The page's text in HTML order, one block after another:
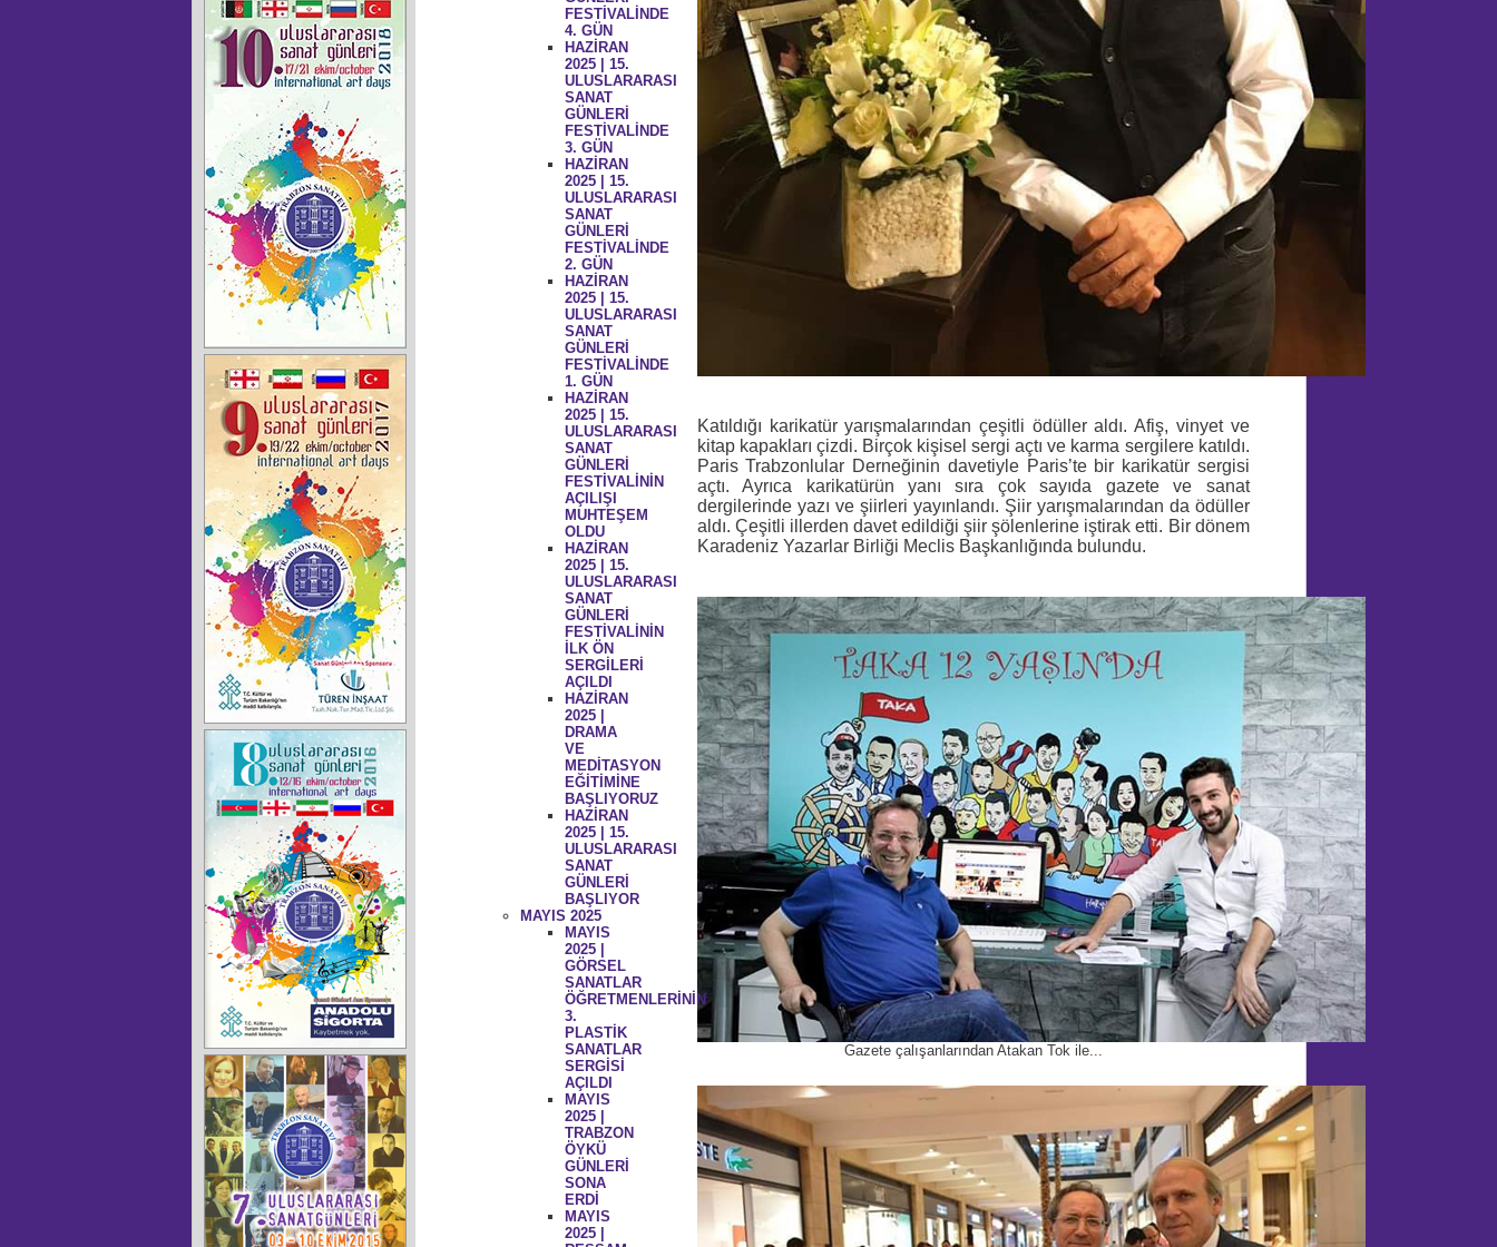
Katıldığı karikatür yarışmalarından çeşitli ödüller aldı. Afiş, vinyet ve
kitap kapakları çizdi. Birçok kişisel sergi açtı ve karma sergilere katıldı.
Paris Trabzonlular Derneğinin davetiyle Paris’te bir karikatür sergisi
açtı. Ayrıca karikatürün yanı sıra çok sayıda gazete ve sanat
dergilerinde yazı ve şiirleri yayınlandı. Şiir yarışmalarından da ödüller
aldı. Çeşitli illerden davet edildiği şiir şölenlerine iştirak etti. Bir dönem
Karadeniz Yazarlar Birliği Meclis Başkanlığında bulundu.
Gazete çalışanlarından Atakan Tok ile...
FESTİVALİNDE
4. GÜN
HAZİRAN
2025 | 15.
ULUSLARARASI
SANAT
GÜNLERİ
FESTİVALİNDE
3. GÜN
HAZİRAN
2025 | 15.
ULUSLARARASI
SANAT
GÜNLERİ
FESTİVALİNDE
2. GÜN
HAZİRAN
2025 | 15.
ULUSLARARASI
SANAT
GÜNLERİ
FESTİVALİNDE
1. GÜN
HAZİRAN
2025 | 15.
ULUSLARARASI
SANAT
GÜNLERİ
FESTİVALİNİN
AÇILIŞI
MUHTEŞEM
OLDU
HAZİRAN
2025 | 15.
ULUSLARARASI
SANAT
GÜNLERİ
FESTİVALİNİN
İLK ÖN
SERGİLERİ
AÇILDI
HAZİRAN
2025 |
DRAMA
VE
MEDİTASYON
EĞİTİMİNE
BAŞLIYORUZ
HAZİRAN
2025 | 15.
ULUSLARARASI
SANAT
GÜNLERİ
BAŞLIYOR
MAYIS 2025
MAYIS
2025 |
GÖRSEL
SANATLAR
ÖĞRETMENLERİNİN
3.
PLASTİK
SANATLAR
SERGİSİ
AÇILDI
MAYIS
2025 |
TRABZON
ÖYKÜ
GÜNLERİ
SONA
ERDİ
MAYIS
2025 |